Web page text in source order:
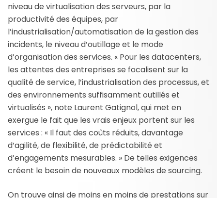
niveau de virtualisation des serveurs, par la
productivité des équipes, par
l’industrialisation/automatisation de la gestion des
incidents, le niveau d’outillage et le mode
d’organisation des services. « Pour les datacenters,
les attentes des entreprises se focalisent sur la
qualité de service, l’industrialisation des processus, et
des environnements suffisamment outillés et
virtualisés », note Laurent Gatignol, qui met en
exergue le fait que les vrais enjeux portent sur les
services : « Il faut des coûts réduits, davantage
d’agilité, de flexibilité, de prédictabilité et
d’engagements mesurables. » De telles exigences
créent le besoin de nouveaux modèles de sourcing.
On trouve ainsi de moins en moins de prestations sur